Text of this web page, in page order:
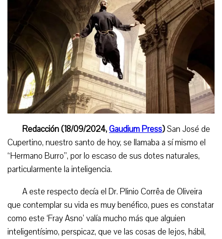
Redacción (18/09/2024,Gaudium Press)San José de
Cupertino, nuestro santo de hoy, se llamaba a sí mismo el
“Hermano Burro”, por lo escaso de sus dotes naturales,
particularmente la inteligencia.
A este respecto decía el Dr. Plinio Corrêa de Oliveira
que contemplar su vida es muy benéfico, pues es constatar
como este ‘Fray Asno’ valía mucho más que alguien
inteligentísimo, perspicaz, que ve las cosas de lejos, hábil,